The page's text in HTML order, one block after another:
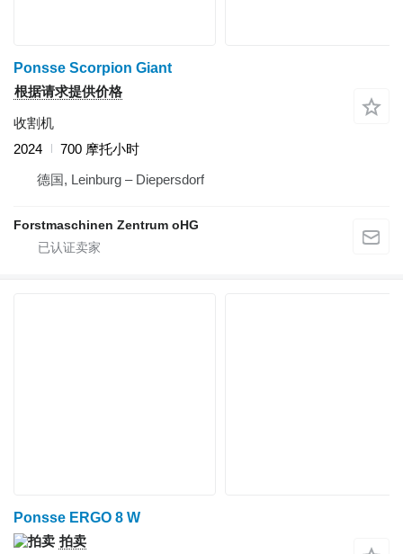
Ponsse Scorpion Giant
根据请求提供价格
收割机
2024
700 摩托小时
德国, Leinburg – Diepersdorf
Forstmaschinen Zentrum oHG
Ponsse ERGO 8 W
拍卖